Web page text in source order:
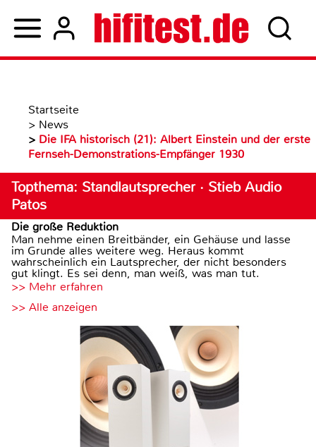
Startseite
> News
> Die IFA historisch (21): Albert Einstein und der erste
Fernseh-Demonstrations-Empfänger 1930
Topthema: Standlautsprecher · Stieb Audio
Patos
Die große Reduktion
Man nehme einen Breitbänder, ein Gehäuse und lasse
im Grunde alles weitere weg. Heraus kommt
wahrscheinlich ein Lautsprecher, der nicht besonders
gut klingt. Es sei denn, man weiß, was man tut.
>> Mehr erfahren
>> Alle anzeigen